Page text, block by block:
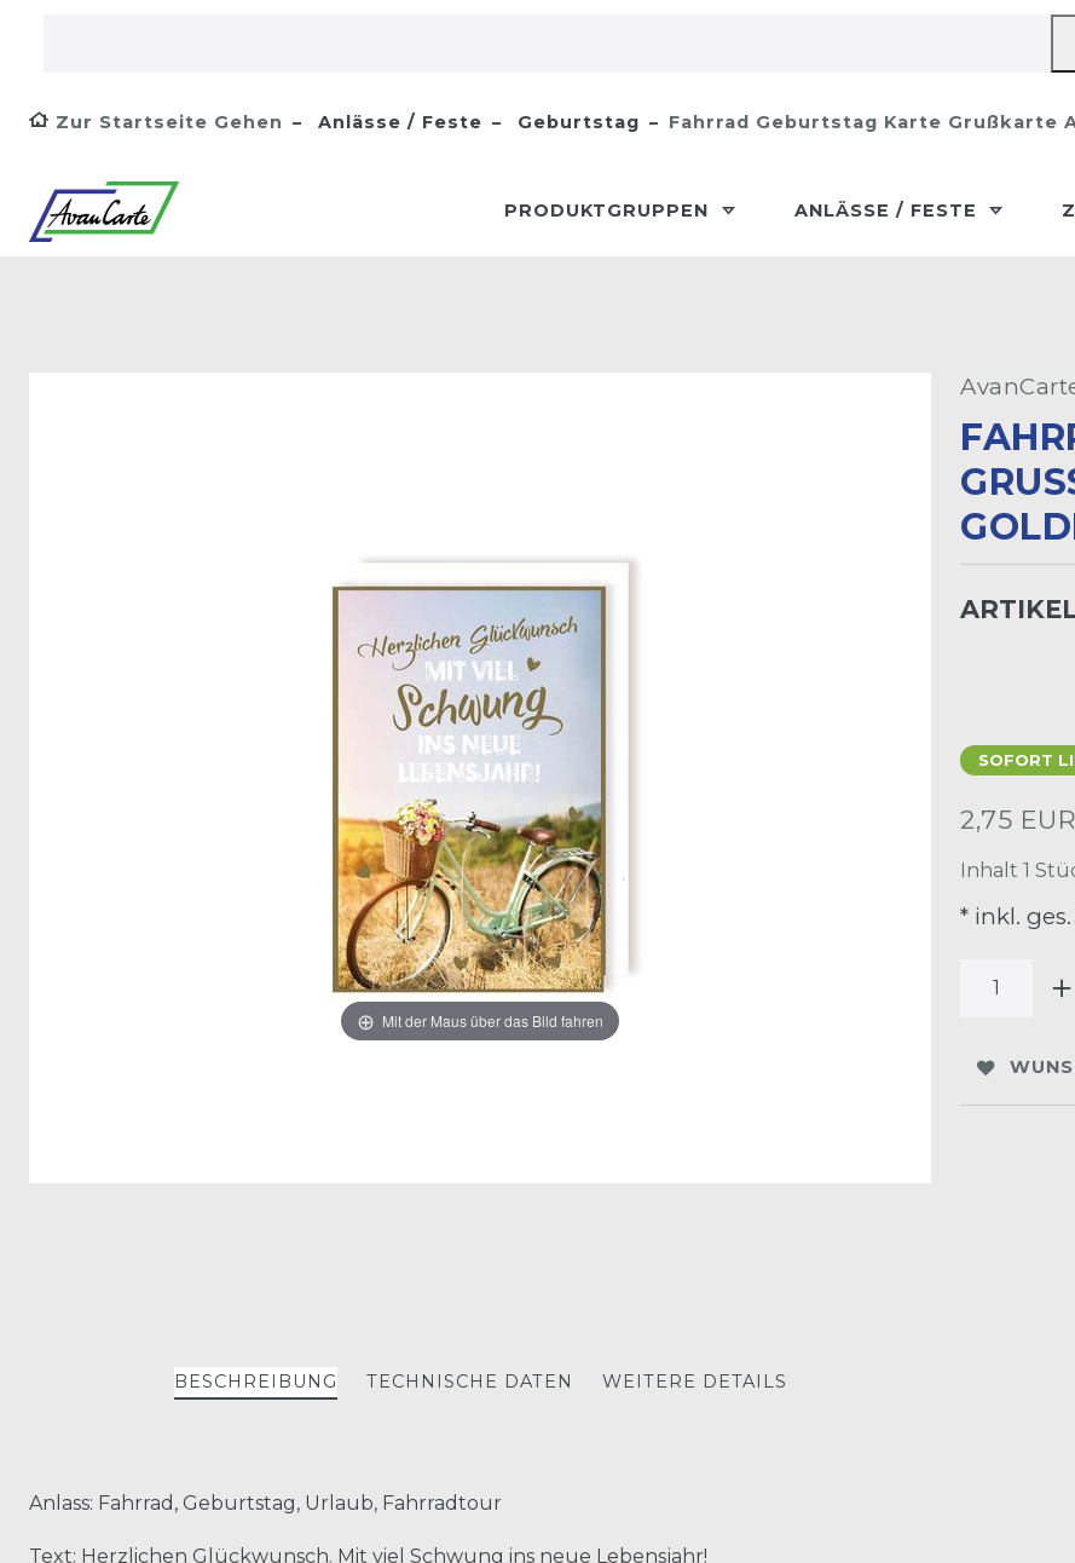
Zur Startseite Gehen Anlässe / Feste Geburtstag Fahrrad Geburtstag Karte Grußkarte
PRODUKTGRUPPEN ANLÄSSE / FESTE
Mit der Maus über das Bild fahren
SOFORT
2,75 EUR
Inhalt 1
* inkl.
BESCHREIBUNG TECHNISCHE DATEN WEITERE DETAILS
Anlass: Fahrrad, Geburtstag, Urlaub, Fahrradtour
Text: Herzlichen Glückwunsch. Mit viel Schwung ins neue Lebensjahr!